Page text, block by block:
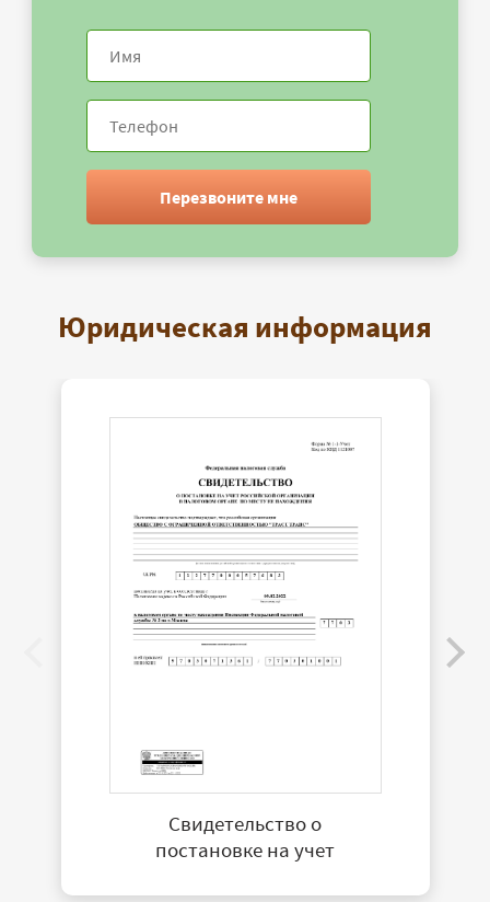
Перезвоните мне
Юридическая информация
Свидетельство о
постановке на учет